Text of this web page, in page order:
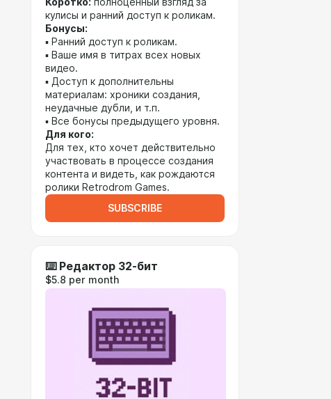
кулисы и ранний доступ к роликам.
Бонусы:
▪️ Ранний доступ к роликам.
▪️ Ваше имя в титрах всех новых
видео.
▪️ Доступ к дополнительны
материалам: хроники создания,
неудачные дубли, и т.п.
▪️ Все бонусы предыдущего уровня.
Для кого:
Для тех, кто хочет действительно
участвовать в процессе создания
контента и видеть, как рождаются
ролики Retrodrom Games.
SUBSCRIBE
⌨️ Редактор 32-бит
$5.8 per month